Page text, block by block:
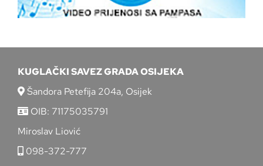
KUGLAČKI SAVEZ GRADA OSIJEKA
Šandora Petefija 204a, Osijek
OIB: 71175035791
Miroslav Liović
098-372-777